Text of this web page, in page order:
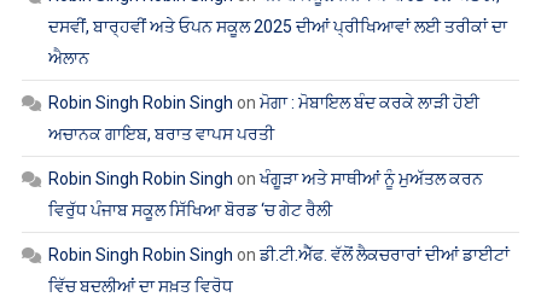
ਦਸਵੀਂ, ਬਾਰ੍ਹਵੀਂ ਅਤੇ ਓਪਨ ਸਕੂਲ 2025 ਦੀਆਂ ਪ੍ਰੀਖਿਆਵਾਂ ਲਈ ਤਰੀਕਾਂ ਦਾ
ਐਲਾਨ
Robin Singh Robin Singh on ਮੋਗਾ : ਮੋਬਾਇਲ ਬੰਦ ਕਰਕੇ ਲਾੜੀ ਹੋਈ
ਅਚਾਨਕ ਗਾਇਬ, ਬਰਾਤ ਵਾਪਸ ਪਰਤੀ
Robin Singh Robin Singh onਖੰਗੂੜਾ ਅਤੇ ਸਾਥੀਆਂ ਨੂੰ ਮੁਅੱਤਲ ਕਰਨ
ਵਿਰੁੱਧ ਪੰਜਾਬ ਸਕੂਲ ਸਿੱਖਿਆ ਬੋਰਡ ‘ਚ ਗੇਟ ਰੈਲੀ
Robin Singh Robin Singh onਡੀ.ਟੀ.ਐੱਫ. ਵੱਲੋਂ ਲੈਕਚਰਾਰਾਂ ਦੀਆਂ ਡਾਈਟਾਂ
ਵਿੱਚ ਬਦਲੀਆਂ ਦਾ ਸਖ਼ਤ ਵਿਰੋਧ